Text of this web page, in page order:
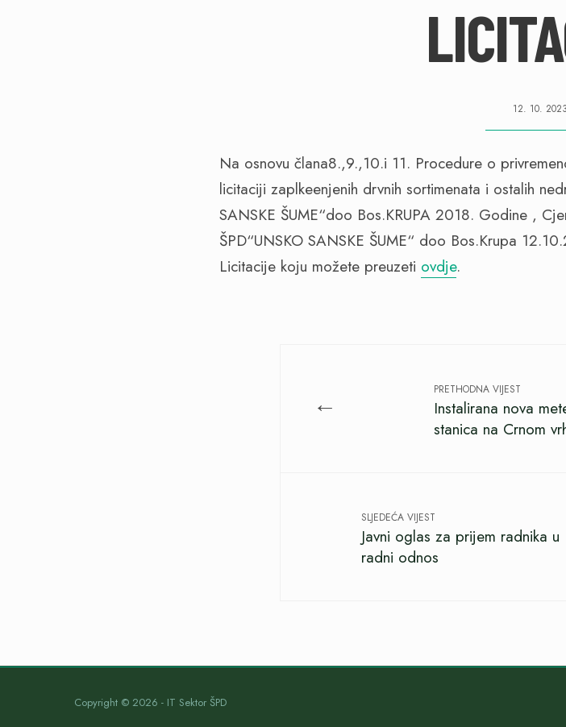
12. 10.
Na osnovu člana8.,9.,10.i 11. Procedure o
licitaciji zaplkeenjenih drvnih sortimenata i ostalih
SANSKE ŠUME“doo Bos.KRUPA 2018. Godine ,
ŠPD“UNSKO SANSKE ŠUME“ doo Bos.Krupa
Licitacije koju možete preuzeti ovdje.
← PRETHODNA VIJEST
Instalirana nova
stanica na Crnom
SLJEDEĆA VIJEST
Javni oglas za prijem radnika u
radni odnos
Copyright © 2026 - IT Sektor ŠPD